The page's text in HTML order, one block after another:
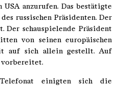
anzurufen. Das bestätigte
russischen Präsidenten. Der
Der schauspielende Präsident
von seinen europäischen
auf sich allein gestellt. Auf
vorbereitet.
einigten sich die